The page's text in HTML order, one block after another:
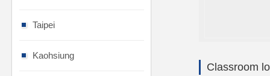
Taipei
Kaohsiung
Classroom